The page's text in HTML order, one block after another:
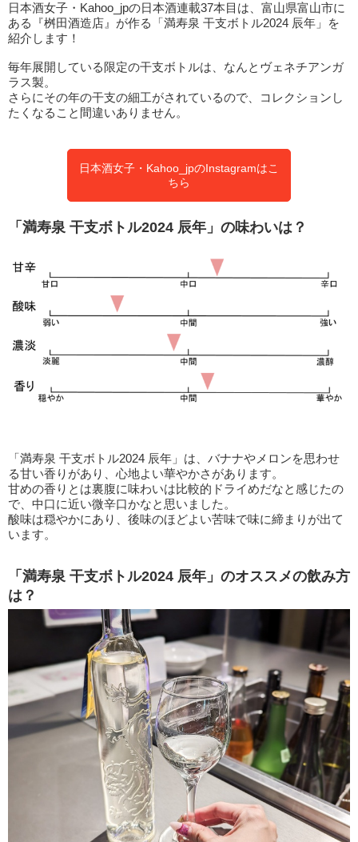
日本酒女子・Kahoo_jpの日本酒連載37本目は、富山県富山市に
ある『桝田酒造店』が作る「満寿泉 干支ボトル2024 辰年」を
紹介します！
毎年展開している限定の干支ボトルは、なんとヴェネチアンガ
ラス製。
さらにその年の干支の細工がされているので、コレクションし
たくなること間違いありません。
日本酒女子・Kahoo_jpのInstagramはこ
ちら
「満寿泉 干支ボトル2024 辰年」の味わいは？
「満寿泉 干支ボトル2024 辰年」は、バナナやメロンを思わせ
る甘い香りがあり、心地よい華やかさがあります。
甘めの香りとは裏腹に味わいは比較的ドライめだなと感じたの
で、中口に近い微辛口かなと思いました。
酸味は穏やかにあり、後味のほどよい苦味で味に締まりが出て
います。
「満寿泉 干支ボトル2024 辰年」のオススメの飲み方
は？